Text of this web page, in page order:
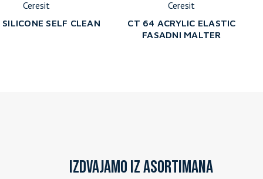
Ceresit
SELF CLEAN
Ceresit
CT 64 ACRYLIC ELASTIC
FASADNI MALTER
Izdvajamo iz asortimana